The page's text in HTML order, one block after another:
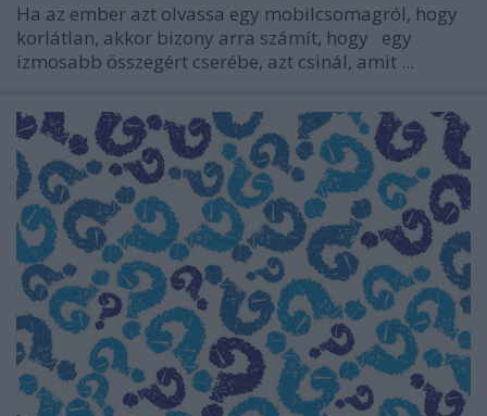
Ha az ember azt olvassa egy mobilcsomagról, hogy
korlátlan, akkor bizony arra számít, hogy
egy
izmosabb összegért cserébe, azt csinál, amit ...